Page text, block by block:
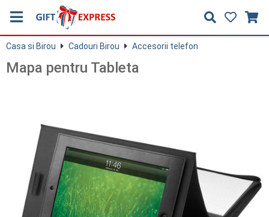
Casa si Birou Cadouri Birou Accesorii telefon
Mapa pentru Tableta